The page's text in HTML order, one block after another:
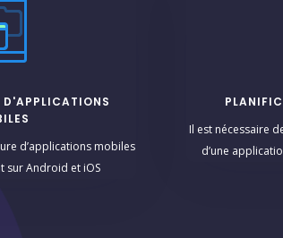
D'APPLICATIONS
d’applications mobiles
sur Android et iOS
Il est nécessaire
d’une